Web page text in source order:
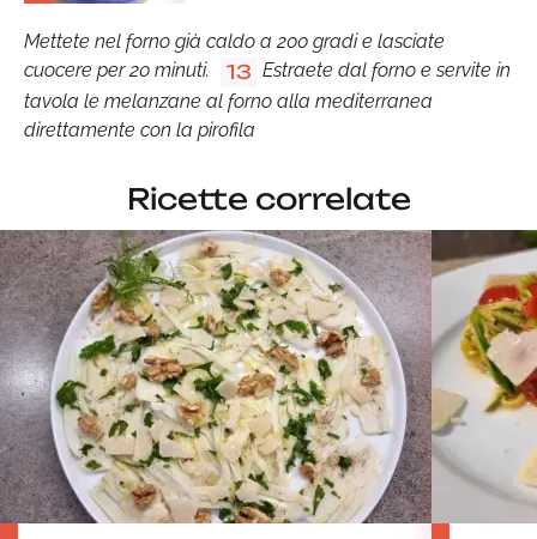
Mettete nel forno già caldo a 200 gradi e lasciate
cuocere per 20 minuti.
13 Estraete dal forno e servite in
tavola le melanzane al forno alla mediterranea
direttamente con la pirofila
Ricette correlate